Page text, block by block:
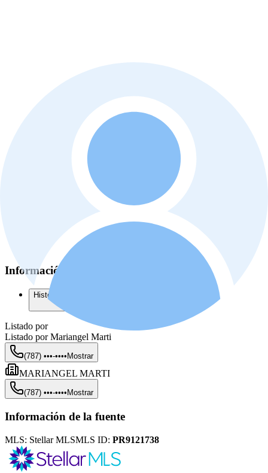
Información adicional
Historial del listado
Listado por
Listado por Mariangel Marti
(787) •••-•••• Mostrar
MARIANGEL MARTI
(787) •••-•••• Mostrar
Información de la fuente
MLS: Stellar MLSMLS ID: PR9121738